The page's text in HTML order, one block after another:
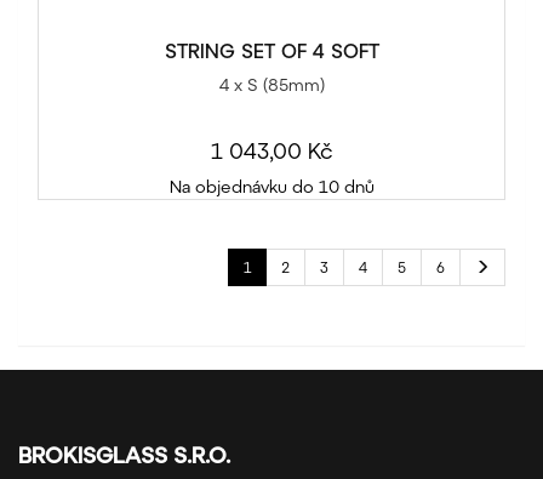
STRING SET OF 4 SOFT
4 x S (85mm)
1 043,00 Kč
Na objednávku do 10 dnů
1 2 3 4 5 6
BROKISGLASS S.R.O.